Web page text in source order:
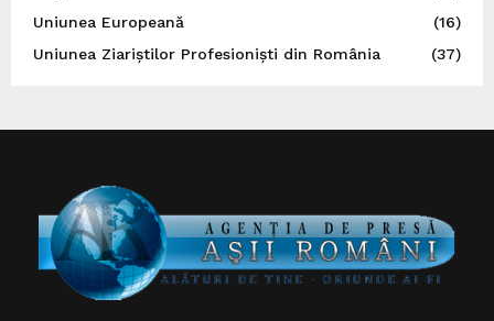
Uniunea Europeană
(16)
Uniunea Ziariștilor Profesioniști din România
(37)